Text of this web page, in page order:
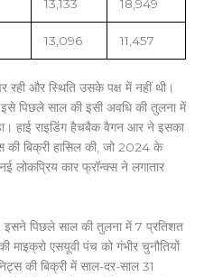
13,133 18,949
13,096 11,457
रही और स्थिति उसके पक्ष में नहीं थी।
पिछले साल की इसी अवधि की तुलना में
हाई राइडिंग हैचबैक वैगन आर ने इसका
की बिक्री हासिल की, जो 2024 के
कार फ्रॉन्क्स ने लगातार
पिछले साल की तुलना में 7 प्रतिशत
माइक्रो एसयूवी पंच को गंभीर चुनौतियों
की बिक्री में साल-दर-साल 31